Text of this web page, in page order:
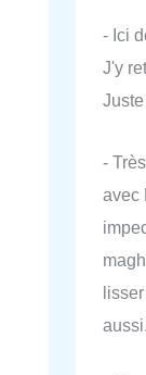
- Ici
J'y
-
avec
aussi.